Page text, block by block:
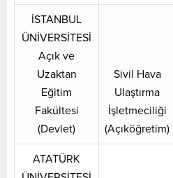
İSTANBUL
ÜNİVERSİTESİ
Açık ve
Uzaktan
Eğitim
Fakültesi
(Devlet)
Sivil Hava
Ulaştırma
İşletmeciliği
(Açıköğretim)
ATATÜRK